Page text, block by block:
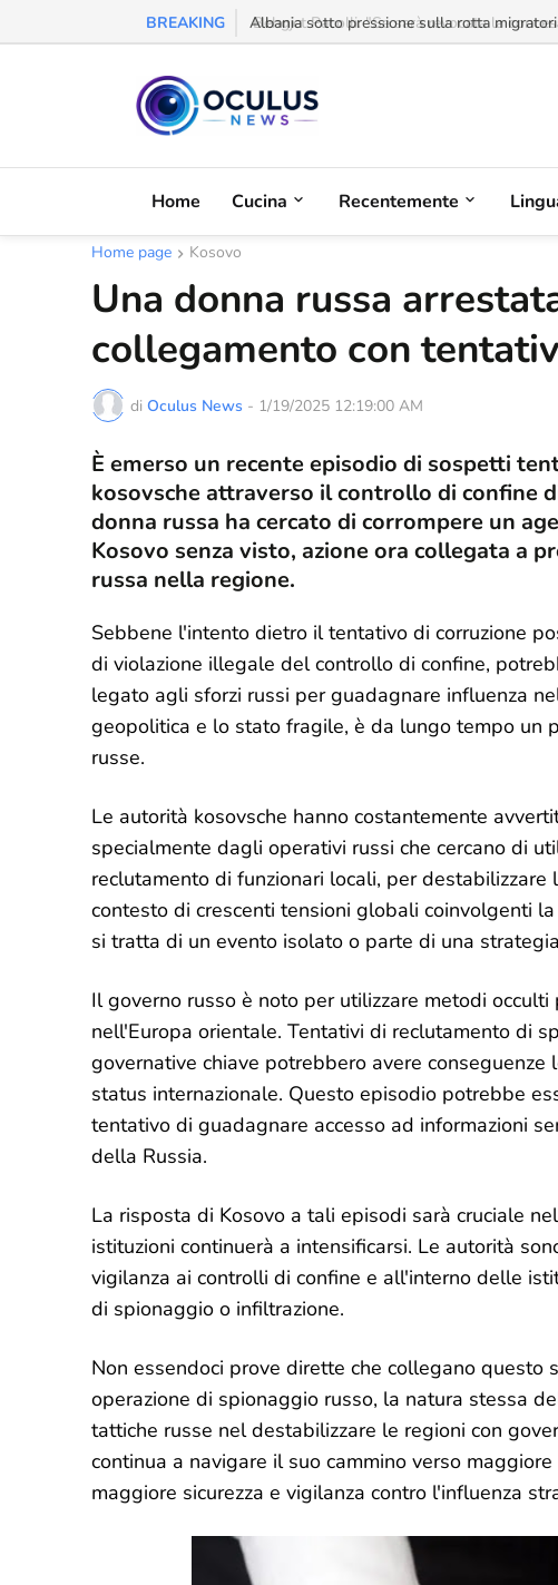
BREAKING Behgjet Pacolli: "Se sarà revocata la
Home Cucina Recentemente
Home page Kosovo
Una donna russa
collegamento con
di Oculus News - 1/19/2025 12:19:00 AM
È emerso un recente episodio di sospetti
kosovsche attraverso il controllo di confine
donna russa ha cercato di corrompere un
Kosovo senza visto, azione ora collegata a
russa nella regione.
Sebbene l'intento dietro il tentativo di corruzione
di violazione illegale del controllo di confine,
legato agli sforzi russi per guadagnare influenza
geopolitica e lo stato fragile, è da lungo tempo un
russe.
Le autorità kosovsche hanno costantemente
specialmente dagli operativi russi che cercano di
reclutamento di funzionari locali, per
contesto di crescenti tensioni globali coinvolgenti
si tratta di un evento isolato o parte di una
Il governo russo è noto per utilizzare metodi
nell'Europa orientale. Tentativi di reclutamento di
governative chiave potrebbero avere
status internazionale. Questo episodio potrebbe
tentativo di guadagnare accesso ad informazioni
della Russia.
La risposta di Kosovo a tali episodi sarà cruciale
istituzioni continuerà a intensificarsi. Le autorità
vigilanza ai controlli di confine e all'interno delle
di spionaggio o infiltrazione.
Non essendoci prove dirette che collegano questo
operazione di spionaggio russo, la natura stessa
tattiche russe nel destabilizzare le regioni con
continua a navigare il suo cammino verso
maggiore sicurezza e vigilanza contro l'influenza